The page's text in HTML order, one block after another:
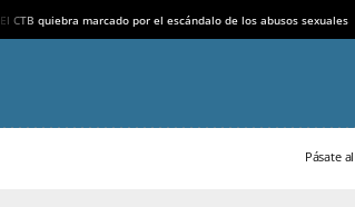
El CTB quiebra marcado por el escándalo de los abusos sexuales
Pásate